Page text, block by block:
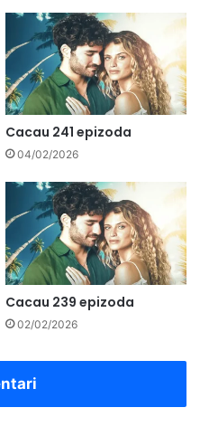
Cacau 241 epizoda
04/02/2026
Cacau 239 epizoda
02/02/2026